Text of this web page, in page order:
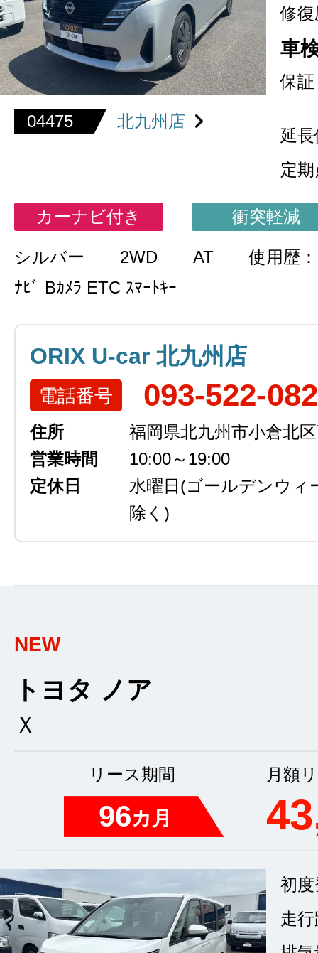
04475 北九州店
修復
車
保証
延
定
カーナビ付き 衝突軽減
シルバー 2WD AT
使用歴
ﾅﾋﾞ Bｶﾒﾗ ETC ｽﾏｰﾄｷｰ
ORIX U-car 北九州店
電話番号 093-522-
住所
福岡県北九州市小倉北
営業時間
10:00～19:00
定休日
水曜日 (ゴールデンウィ
除く)
NEW
トヨタ ノア
Ｘ
リース期間
96カ月
月額
初
走